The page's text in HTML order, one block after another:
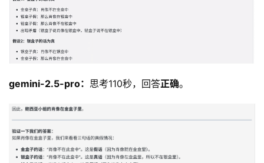
网
专
题
类
更
新
日
志
gemini-2.5-pro： 思考110秒，回答正确。